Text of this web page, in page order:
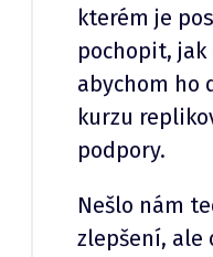
kterém je
pochopit, jak
abychom ho
kurzu
podpory.
Nešlo nám
zlepšení, ale